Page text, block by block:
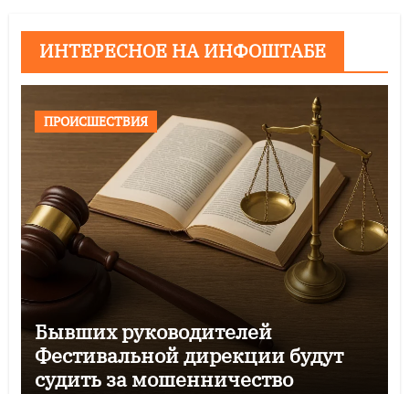
ИНТЕРЕСНОЕ НА ИНФОШТАБЕ
ПРОИСШЕСТВИЯ
Бывших руководителей
Фестивальной дирекции будут
судить за мошенничество